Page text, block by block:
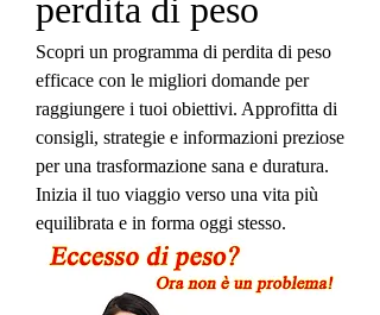
perdita di peso
Scopri un programma di perdita di peso
efficace con le migliori domande per
raggiungere i tuoi obiettivi. Approfitta di
consigli, strategie e informazioni preziose
per una trasformazione sana e duratura.
Inizia il tuo viaggio verso una vita più
equilibrata e in forma oggi stesso.